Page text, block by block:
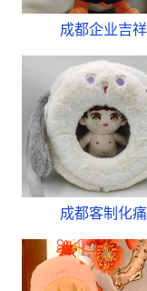
成都企业吉
成都客制化